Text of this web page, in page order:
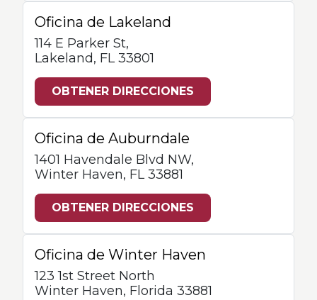
Oficina de Lakeland
114 E Parker St,
Lakeland, FL 33801
OBTENER DIRECCIONES
Oficina de Auburndale
1401 Havendale Blvd NW,
Winter Haven, FL 33881
OBTENER DIRECCIONES
Oficina de Winter Haven
123 1st Street North
Winter Haven, Florida 33881